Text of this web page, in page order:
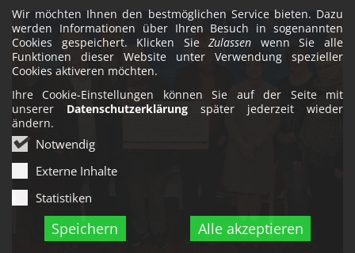
Wir möchten Ihnen den bestmöglichen Service bieten. Dazu
werden Informationen über Ihren Besuch in sogenannten
Cookies gespeichert. Klicken SieZulassen wenn Sie alle
Funktionen dieser Website unter Verwendung spezieller
Cookies aktiveren möchten.
Ihre Cookie-Einstellungen können Sie auf der Seite mit
unserer Datenschutzerklärung später jederzeit wieder
ändern.
Notwendig
Externe Inhalte
Statistiken
Speichern Alle akzeptieren